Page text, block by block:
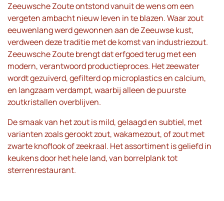
Zeeuwsche Zoute ontstond vanuit de wens om een
vergeten ambacht nieuw leven in te blazen. Waar zout
eeuwenlang werd gewonnen aan de Zeeuwse kust,
verdween deze traditie met de komst van industriezout.
Zeeuwsche Zoute brengt dat erfgoed terug met een
modern, verantwoord productieproces. Het zeewater
wordt gezuiverd, gefilterd op microplastics en calcium,
en langzaam verdampt, waarbij alleen de puurste
zoutkristallen overblijven.
De smaak van het zout is mild, gelaagd en subtiel, met
varianten zoals gerookt zout, wakamezout, of zout met
zwarte knoflook of zeekraal. Het assortiment is geliefd in
keukens door het hele land, van borrelplank tot
sterrenrestaurant.